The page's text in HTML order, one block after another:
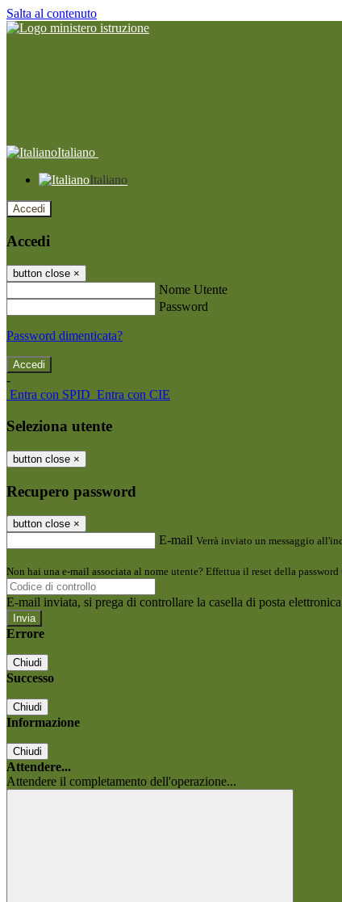
Salta al contenuto
Italiano
Italiano
Accedi
Accedi
button close ×
Nome Utente
Password
Password dimenticata?
-
Entra con SPID Entra con CIE
Seleziona utente
button close ×
Recupero password
button close ×
E-mail Verrà inviato un messaggio
Non hai una e-mail associata al nome utente? Effettua il reset della
E-mail inviata, si prega di controllare la casella di posta
Errore
Chiudi
Successo
Chiudi
Informazione
Chiudi
Attendere...
Attendere il completamento dell'operazione...